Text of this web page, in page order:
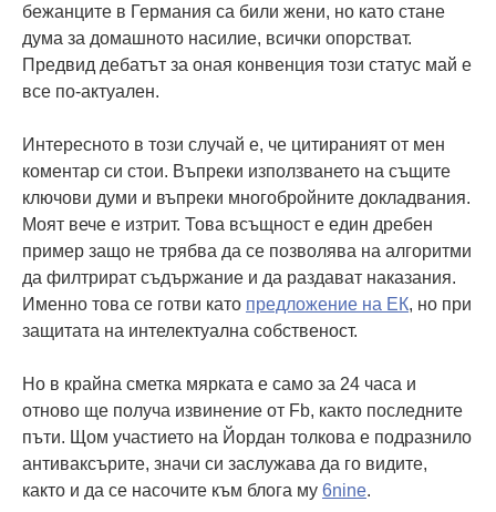
бежанците в Германия са били жени, но като стане
дума за домашното насилие, всички опорстват.
Предвид дебатът за оная конвенция този статус май е
все по-актуален.
Интересното в този случай е, че цитираният от мен
коментар си стои. Въпреки използването на същите
ключови думи и въпреки многобройните докладвания.
Моят вече е изтрит. Това всъщност е един дребен
пример защо не трябва да се позволява на алгоритми
да филтрират съдържание и да раздават наказания.
Именно това се готви като предложение на ЕК, но при
защитата на интелектуална собственост.
Но в крайна сметка мярката е само за 24 часа и
отново ще получа извинение от Fb, както последните
пъти. Щом участието на Йордан толкова е подразнило
антиваксърите, значи си заслужава да го видите,
както и да се насочите към блога му 6nine.